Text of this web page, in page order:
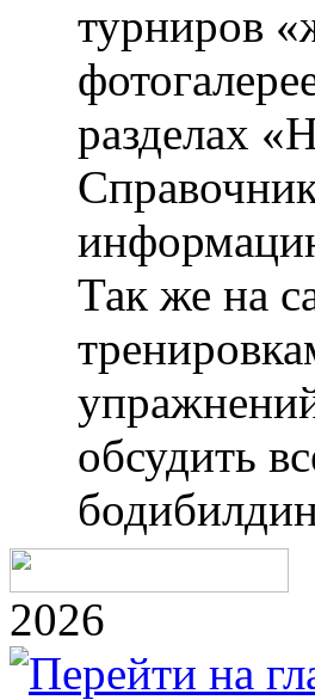
турниров
разделах
Так же на
обсудить
2026